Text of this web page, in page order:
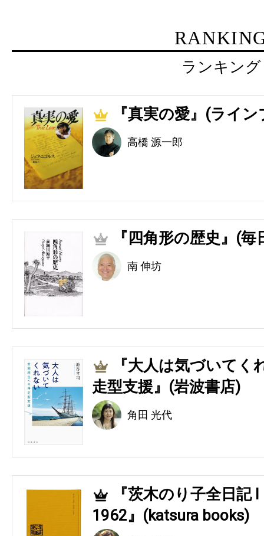
ランキング
1 『真実の愛』(ライ
高橋 源一郎
2 『四角形の歴史』(毎
南 伸坊
3
『大人は気づいてく
走型支援』(岩波書店)
角田 光代
4
『茨木のり子全日記
1962』(katsura books)